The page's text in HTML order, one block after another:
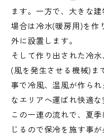
ます。一方で、大きな
場合は冷水(暖房用)を作
外に設置します。
そして作り出された冷
(風を発生させる機械)ま
事で冷風、温風が作ら
なエリアへ運ばれ快適な
この一連の流れで、夏
じるので保冷を施す事